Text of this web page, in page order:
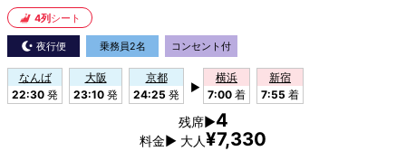
4列 シート
夜行便 乗務員2名 コンセント付
なんば
22:30 発
大阪
23:10 発
京都
24:25 発
▶
横浜
7:00 着
新宿
7:55 着
残席▶4
料金▶ 大人¥7,330